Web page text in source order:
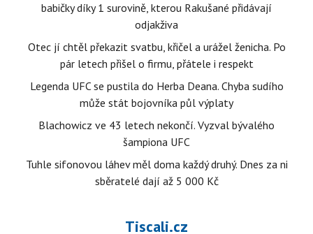
babičky díky 1 surovině, kterou Rakušané přidávají
odjakživa
Otec jí chtěl překazit svatbu, křičel a urážel ženicha. Po
pár letech přišel o firmu, přátele i respekt
Legenda UFC se pustila do Herba Deana. Chyba sudího
může stát bojovníka půl výplaty
Blachowicz ve 43 letech nekončí. Vyzval bývalého
šampiona UFC
Tuhle sifonovou láhev měl doma každý druhý. Dnes za ni
sběratelé dají až 5 000 Kč
Tiscali.cz